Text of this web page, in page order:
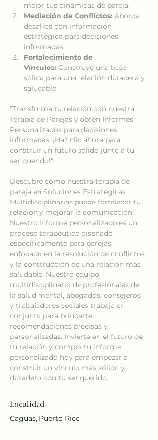
mejor tus dinámicas de pareja.
Mediación de Conflictos: Aborda
desafíos con información
estratégica para decisiones
informadas.
Fortalecimiento de
Vínculos: Construye una base
sólida para una relación duradera y
saludable.
"Transforma tu relación con nuestra
Terapia de Parejas y obtén Informes
Personalizados para decisiones
informadas. ¡Haz clic ahora para
construir un futuro sólido junto a tu
ser querido!"
Descubre cómo nuestra terapia de
pareja en Soluciones Estratégicas
Multidisciplinarias puede fortalecer tu
relación y mejorar la comunicación.
Nuestro informe personalizado es un
proceso terapéutico diseñado
específicamente para parejas,
enfocado en la resolución de conflictos
y la construcción de una relación más
saludable. Nuestro equipo
multidisciplinario de profesionales de
la salud mental, abogados, consejeros
y trabajadores sociales trabaja en
conjunto para brindarte
recomendaciones precisas y
personalizadas. Invierte en el futuro de
tu relación y compra tu informe
personalizado hoy para empezar a
construir un vínculo más sólido y
duradero con tu ser querido.
Localidad
Caguas, Puerto Rico